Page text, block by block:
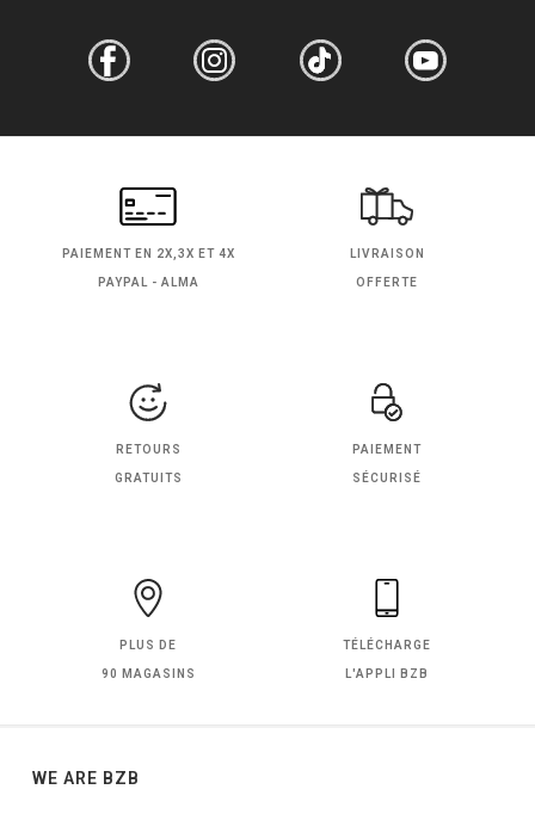
PAIEMENT EN 2X,3X ET 4X
PAYPAL - ALMA
LIVRAISON
OFFERTE
RETOURS
GRATUITS
PAIEMENT
SÉCURISÉ
PLUS DE
90 MAGASINS
TÉLÉCHARGE
L'APPLI BZB
WE ARE BZB